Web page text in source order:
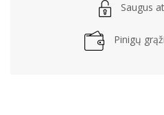
Saugus
Pinigų